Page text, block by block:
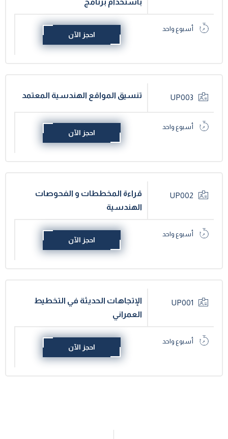
أسبوع واحد
احجز الآن
UP003 تنسيق المواقع الهندسية المعتمد
أسبوع واحد
احجز الآن
UP002
قراءة المخططات و الفحوصات
الهندسية
أسبوع واحد
احجز الآن
UP001
الإتجاهات الحديثة في التخطيط
العمراني
أسبوع واحد
احجز الآن